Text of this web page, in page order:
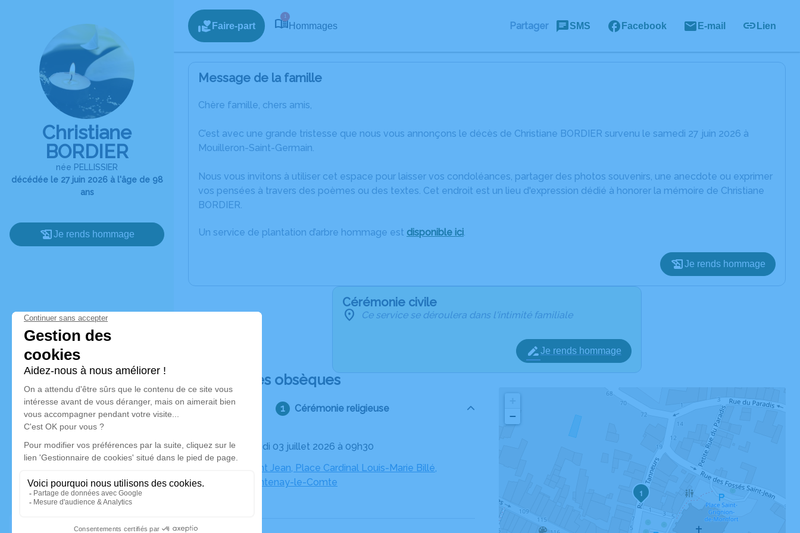
Christiane
BORDIER
née PELLISSIER
décédée le 27 juin 2026 à l'âge de 98
ans
Je rends hommage
Faire-part
1
Hommages Partager SMS Facebook E-mail Lien
Message de la famille
Chère famille, chers amis,
C’est avec une grande tristesse que nous vous annonçons le décès de Christiane BORDIER survenu le samedi 27 juin 2026 à
Mouilleron-Saint-Germain.
Nous vous invitons à utiliser cet espace pour laisser vos condoléances, partager des photos souvenirs, une anecdote ou exprimer
vos pensées à travers des poèmes ou des textes. Cet endroit est un lieu d'expression dédié à honorer la mémoire de Christiane
BORDIER.
Un service de plantation d’arbre hommage est disponible ici.
Je rends hommage
Cérémonie civile
Ce service se déroulera dans l'intimité familiale
Je rends hommage
Déroulé des obsèques
Cérémonie religieuse
Le vendredi 03 juillet 2026 à 09h30
Église Saint Jean, Place Cardinal Louis-Marie Billé,
85200 Fontenay-le-Comte
1
−